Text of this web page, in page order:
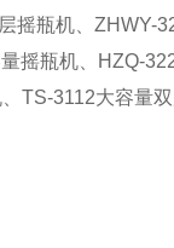
摇瓶机、 ZHWY-
摇瓶机、
HZQ-
TS-3112大容量